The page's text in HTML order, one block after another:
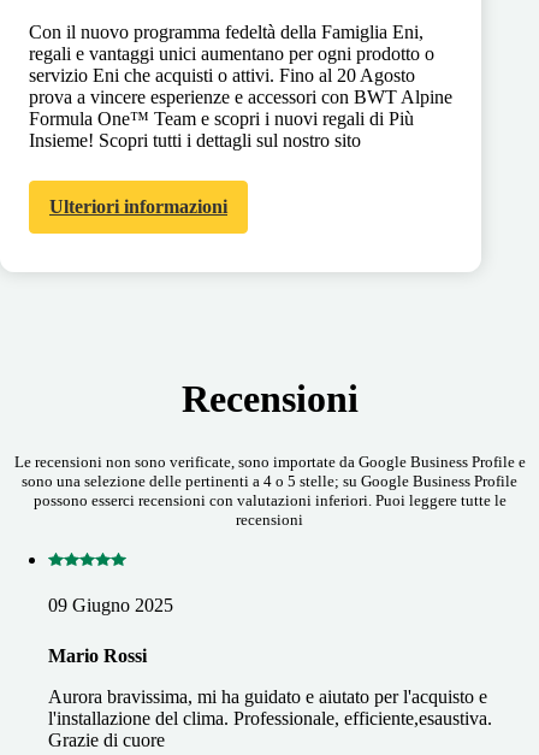
Con il nuovo programma fedeltà della Famiglia Eni,
regali e vantaggi unici aumentano per ogni prodotto o
servizio Eni che acquisti o attivi. Fino al 20 Agosto
prova a vincere esperienze e accessori con BWT Alpine
Formula One™ Team e scopri i nuovi regali di Più
Insieme! Scopri tutti i dettagli sul nostro sito
Ulteriori informazioni
Recensioni
Le recensioni non sono verificate, sono importate da Google Business Profile e
sono una selezione delle pertinenti a 4 o 5 stelle; su Google Business Profile
possono esserci recensioni con valutazioni inferiori. Puoi leggere tutte le
recensioni
09 Giugno 2025
Mario Rossi
Aurora bravissima, mi ha guidato e aiutato per l'acquisto e
l'installazione del clima. Professionale, efficiente,esaustiva.
Grazie di cuore